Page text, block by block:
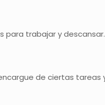
para trabajar y descansar.
de ciertas tareas